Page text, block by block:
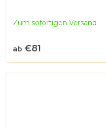
Zum sofortigen Versand
ab €81